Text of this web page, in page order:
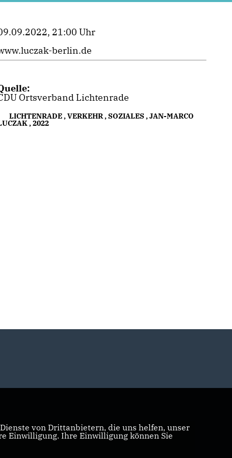
21:00 Uhr
berlin.de
Ortsverband Lichtenrade
LICHTENRADE,VERKEHR,SOZIALES ,JAN-MARCO
,2022
von Drittanbietern, die uns helfen, unser
Einwilligung. Ihre Einwilligung können Sie